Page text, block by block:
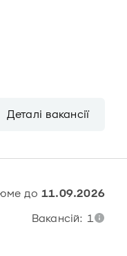
Деталі вакансії
до 11.09.2026
Вакансій: 1